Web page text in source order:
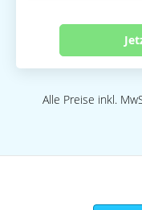
Alle Preise inkl.